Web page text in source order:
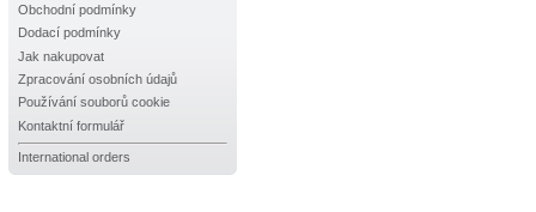
Obchodní podmínky
Dodací podmínky
Jak nakupovat
Zpracování osobních údajů
Používání souborů cookie
Kontaktní formulář
International orders